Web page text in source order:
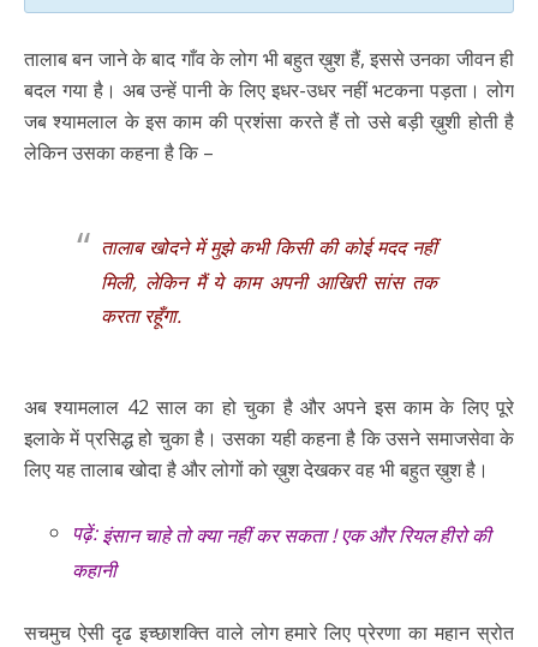
तालाब बन जाने के बाद गाँव के लोग भी बहुत ख़ुश हैं, इससे उनका जीवन ही
बदल गया है। अब उन्हें पानी के लिए इधर-उधर नहीं भटकना पड़ता। लोग
जब श्यामलाल के इस काम की प्रशंसा करते हैं तो उसे बड़ी ख़ुशी होती है
लेकिन उसका कहना है कि –
तालाब खोदने में मुझे कभी किसी की कोई मदद नहीं
मिली, लेकिन मैं ये काम अपनी आखिरी सांस तक
करता रहूँगा.
अब श्यामलाल 42 साल का हो चुका है और अपने इस काम के लिए पूरे
इलाके में प्रसिद्ध हो चुका है। उसका यही कहना है कि उसने समाजसेवा के
लिए यह तालाब खोदा है और लोगों को ख़ुश देखकर वह भी बहुत ख़ुश है।
पढ़ें:इंसान चाहे तो क्या नहीं कर सकता ! एक और रियल हीरो की
कहानी
सचमुच ऐसी दृढ इच्छाशक्ति वाले लोग हमारे लिए प्रेरणा का महान स्रोत